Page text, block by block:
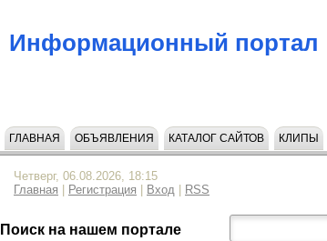
Информационный портал
ГЛАВНАЯ ОБЪЯВЛЕНИЯ КАТАЛОГ САЙТОВ КЛИПЫ
Четверг, 06.08.2026, 18:15
Главная
Регистрация Вход RSS
Поиск на нашем портале